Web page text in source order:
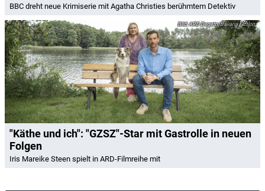
BBC dreht neue Krimiserie mit Agatha Christies berühmtem Detektiv
ARD Degeto/Bavaria Fiction
"Käthe und ich": "GZSZ"-Star mit Gastrolle in neuen
Folgen
Iris Mareike Steen spielt in ARD-Filmreihe mit